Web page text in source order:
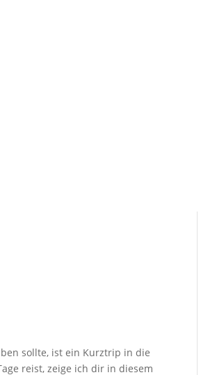
sollte, ist ein Kurztrip in die
reist, zeige ich dir in diesem